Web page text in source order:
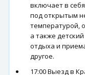
включает в
под открытым
температурой,
а также
отдыха и
другое.
17:00 Выезд в